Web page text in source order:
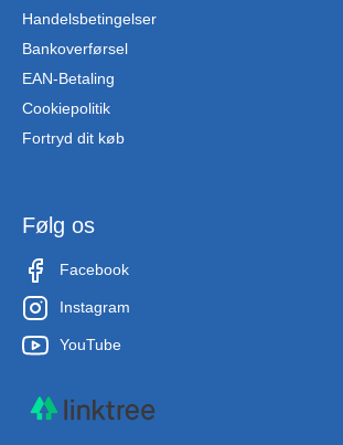
Handelsbetingelser
Bankoverførsel
EAN-Betaling
Cookiepolitik
Fortryd dit køb
Følg os
Facebook
Instagram
YouTube